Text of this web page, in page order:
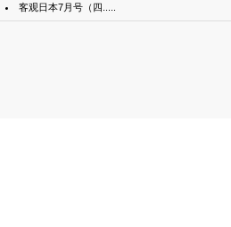
客观日本7月号（四.....